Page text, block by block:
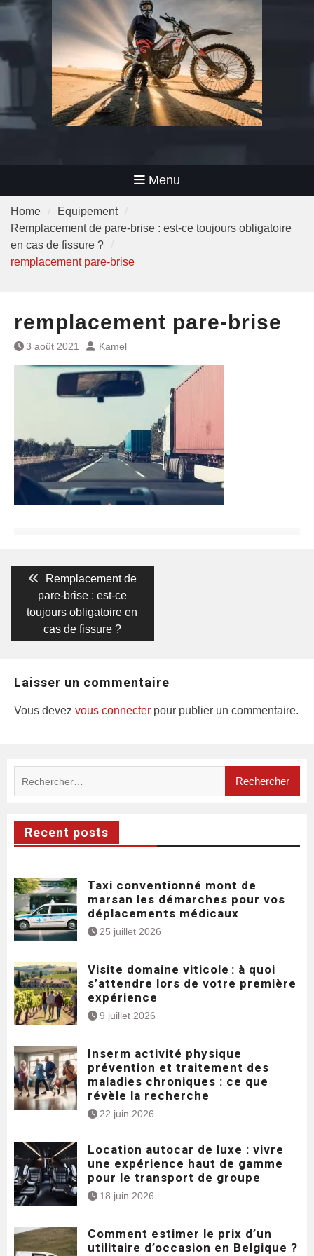
Menu
Home
Equipement
Remplacement de pare-brise : est-ce toujours obligatoire
en cas de fissure ?
remplacement pare-brise
remplacement pare-brise
3 août 2021 Kamel
Navigation
l’article
Previous
post:
Remplacement de
pare-brise : est-ce
toujours obligatoire en
cas de fissure ?
Laisser un commentaire
Vous devez vous connecter pour publier un commentaire.
Recent posts
Taxi conventionné mont de
marsan les démarches pour vos
déplacements médicaux
25 juillet 2026
Visite domaine viticole : à quoi
s’attendre lors de votre première
expérience
9 juillet 2026
Inserm activité physique
prévention et traitement des
maladies chroniques : ce que
révèle la recherche
22 juin 2026
Location autocar de luxe : vivre
une expérience haut de gamme
pour le transport de groupe
18 juin 2026
Comment estimer le prix d’un
utilitaire d’occasion en Belgique ?